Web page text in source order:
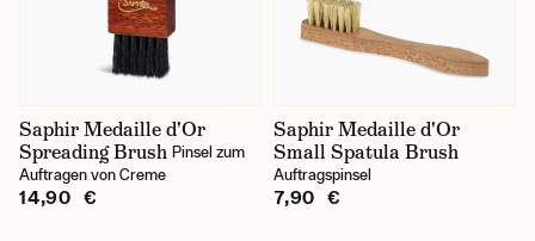
Saphir Medaille d'Or
Spreading Brush Pinsel zum
Auftragen von Creme
14,90 €
Saphir Medaille d'Or
Small Spatula Brush
Auftragspinsel
7,90 €